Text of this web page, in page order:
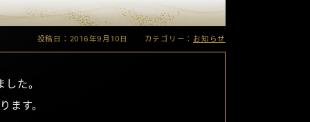
投稿日：2016年9月10日 カテゴリー： お知らせ
た。
ます。